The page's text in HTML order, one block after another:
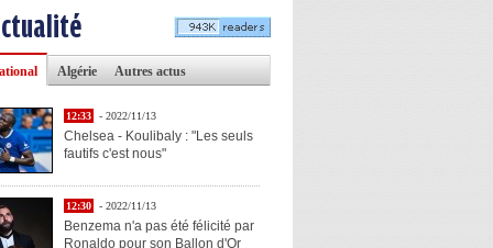
Algérie Autres actus
12:33 - 2022/11/13
Chelsea - Koulibaly : "Les seuls
fautifs c'est nous"
12:30 - 2022/11/13
Benzema n'a pas été félicité par
Ronaldo pour son Ballon d'Or